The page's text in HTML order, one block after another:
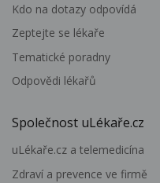
Kdo na dotazy odpovídá
Zeptejte se lékaře
Tematické poradny
Odpovědi lékařů
Společnost uLékaře.cz
uLékaře.cz a telemedicína
Zdraví a prevence ve firmě